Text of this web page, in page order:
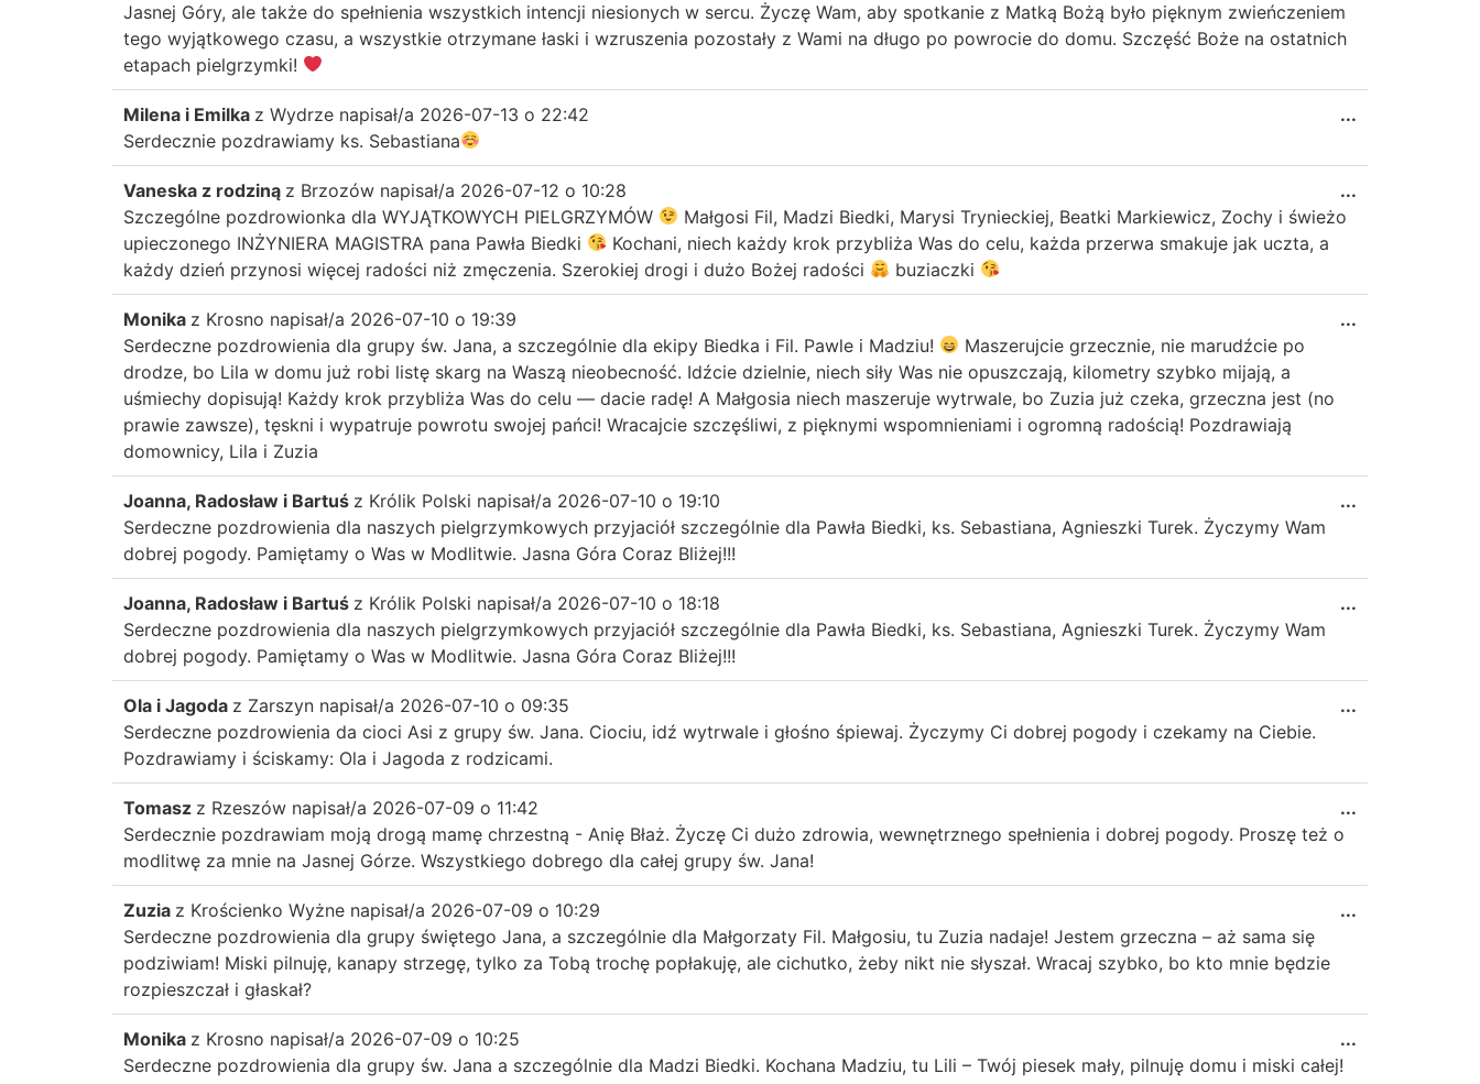
Jasnej Góry, ale także do spełnienia wszystkich intencji niesionych w sercu. Życzę Wam, aby spotkanie z Matką Bożą było pięknym zwieńczeniem
tego wyjątkowego czasu, a wszystkie otrzymane łaski i wzruszenia pozostały z Wami na długo po powrocie do domu. Szczęść Boże na ostatnich
etapach pielgrzymki!
Milena i Emilka z Wydrze napisał/a 2026-07-13 o 22:42
Serdecznie pozdrawiamy ks. Sebastiana
...
Vaneska z rodziną z Brzozów napisał/a 2026-07-12 o 10:28
Szczególne pozdrowionka dla WYJĄTKOWYCH PIELGRZYMÓW
Małgosi Fil, Madzi Biedki, Marysi Trynieckiej, Beatki Markiewicz, Zochy i świeżo
upieczonego INŻYNIERA MAGISTRA pana Pawła Biedki
Kochani, niech każdy krok przybliża Was do celu, każda przerwa smakuje jak uczta, a
każdy dzień przynosi więcej radości niż zmęczenia. Szerokiej drogi i dużo Bożej radości
buziaczki
...
Monika z Krosno napisał/a 2026-07-10 o 19:39
Serdeczne pozdrowienia dla grupy św. Jana, a szczególnie dla ekipy Biedka i Fil. Pawle i Madziu!
Maszerujcie grzecznie, nie marudźcie po
drodze, bo Lila w domu już robi listę skarg na Waszą nieobecność. Idźcie dzielnie, niech siły Was nie opuszczają, kilometry szybko mijają, a
uśmiechy dopisują! Każdy krok przybliża Was do celu — dacie radę! A Małgosia niech maszeruje wytrwale, bo Zuzia już czeka, grzeczna jest (no
prawie zawsze), tęskni i wypatruje powrotu swojej pańci! Wracajcie szczęśliwi, z pięknymi wspomnieniami i ogromną radością! Pozdrawiają
domownicy, Lila i Zuzia
...
Joanna, Radosław i Bartuś z Królik Polski napisał/a 2026-07-10 o 19:10
Serdeczne pozdrowienia dla naszych pielgrzymkowych przyjaciół szczególnie dla Pawła Biedki, ks. Sebastiana, Agnieszki Turek. Życzymy Wam
dobrej pogody. Pamiętamy o Was w Modlitwie. Jasna Góra Coraz Bliżej!!!
...
Joanna, Radosław i Bartuś z Królik Polski napisał/a 2026-07-10 o 18:18
Serdeczne pozdrowienia dla naszych pielgrzymkowych przyjaciół szczególnie dla Pawła Biedki, ks. Sebastiana, Agnieszki Turek. Życzymy Wam
dobrej pogody. Pamiętamy o Was w Modlitwie. Jasna Góra Coraz Bliżej!!!
...
Ola i Jagoda z Zarszyn napisał/a 2026-07-10 o 09:35
Serdeczne pozdrowienia da cioci Asi z grupy św. Jana. Ciociu, idź wytrwale i głośno śpiewaj. Życzymy Ci dobrej pogody i czekamy na Ciebie.
Pozdrawiamy i ściskamy: Ola i Jagoda z rodzicami.
...
Tomasz z Rzeszów napisał/a 2026-07-09 o 11:42
Serdecznie pozdrawiam moją drogą mamę chrzestną - Anię Błaż. Życzę Ci dużo zdrowia, wewnętrznego spełnienia i dobrej pogody. Proszę też o
modlitwę za mnie na Jasnej Górze. Wszystkiego dobrego dla całej grupy św. Jana!
...
Zuzia z Krościenko Wyżne napisał/a 2026-07-09 o 10:29
Serdeczne pozdrowienia dla grupy świętego Jana, a szczególnie dla Małgorzaty Fil. Małgosiu, tu Zuzia nadaje! Jestem grzeczna – aż sama się
podziwiam! Miski pilnuję, kanapy strzegę, tylko za Tobą trochę popłakuję, ale cichutko, żeby nikt nie słyszał. Wracaj szybko, bo kto mnie będzie
rozpieszczał i głaskał?
...
Monika z Krosno napisał/a 2026-07-09 o 10:25
Serdeczne pozdrowienia dla grupy św. Jana a szczególnie dla Madzi Biedki. Kochana Madziu, tu Lili – Twój piesek mały, pilnuję domu i miski całej!
...